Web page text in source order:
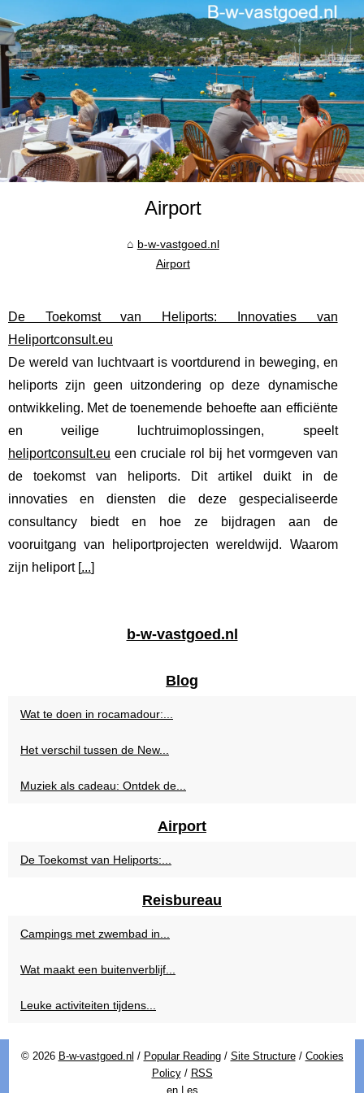
Airport
b-w-vastgoed.nl
Airport
De Toekomst van Heliports: Innovaties van
Heliportconsult.eu
De wereld van luchtvaart is voortdurend in beweging, en
heliports zijn geen uitzondering op deze dynamische
ontwikkeling. Met de toenemende behoefte aan efficiënte
en veilige luchtruimoplossingen, speelt
heliportconsult.eu een cruciale rol bij het vormgeven van
de toekomst van heliports. Dit artikel duikt in de
innovaties en diensten die deze gespecialiseerde
consultancy biedt en hoe ze bijdragen aan de
vooruitgang van heliportprojecten wereldwijd. Waarom
zijn heliport [...]
b-w-vastgoed.nl
Blog
Wat te doen in rocamadour:...
Het verschil tussen de New...
Muziek als cadeau: Ontdek de...
Airport
De Toekomst van Heliports:...
Reisbureau
Campings met zwembad in...
Wat maakt een buitenverblijf...
Leuke activiteiten tijdens...
© 2026 B-w-vastgoed.nl / Popular Reading/ Site Structure/ Cookies
Policy/ RSS
en| es